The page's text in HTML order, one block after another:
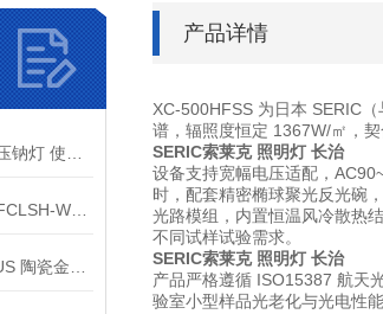
产品详情
XC-500HFSS 为日本 SERIC
谱，辐照度恒定 1367W/㎡，
SERIC索莱克 照明灯 长治
设备支持宽幅电压适配，
时，配套精密椭球聚光反光碗
光路模组，内置恒温风冷散热
不同试样试验需求。
SERIC索莱克 照明灯 长治
产品严格遵循 ISO15387 航天
验室小型样品光老化与光电性